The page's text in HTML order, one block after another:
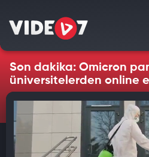
Son dakika: Omicron
üniversitelerden online
gelmeye başladı